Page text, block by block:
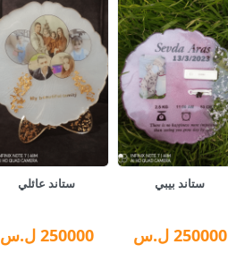
ستاند بيبي
250000 ل.س
ستاند عائلي
250000 ل.س